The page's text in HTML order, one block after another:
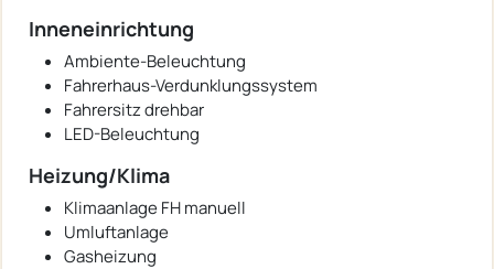
Inneneinrichtung
Ambiente-Beleuchtung
Fahrerhaus-Verdunklungssystem
Fahrersitz drehbar
LED-Beleuchtung
Heizung/Klima
Klimaanlage FH manuell
Umluftanlage
Gasheizung